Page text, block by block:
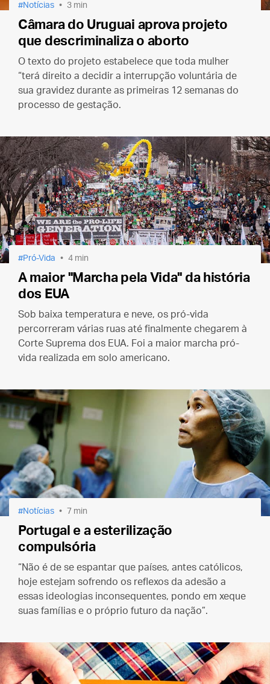
Notícias 3 min
Câmara do Uruguai aprova projeto
que descriminaliza o aborto
O texto do projeto estabelece que toda mulher
“terá direito a decidir a interrupção voluntária de
sua gravidez durante as primeiras 12 semanas do
processo de gestação.
Pró-Vida 4 min
A maior "Marcha pela Vida" da história
dos EUA
Sob baixa temperatura e neve, os pró-vida
percorreram várias ruas até finalmente chegarem à
Corte Suprema dos EUA. Foi a maior marcha pró-
vida realizada em solo americano.
Notícias 7 min
Portugal e a esterilização
compulsória
“Não é de se espantar que países, antes católicos,
hoje estejam sofrendo os reflexos da adesão a
essas ideologias inconsequentes, pondo em xeque
suas famílias e o próprio futuro da nação”.